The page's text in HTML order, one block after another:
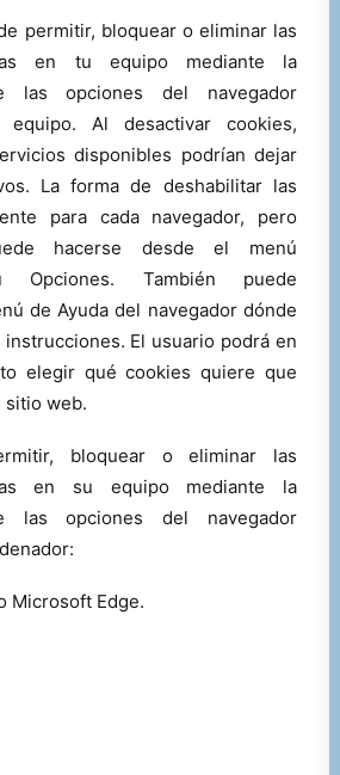
permitir, bloquear o eliminar las
en tu equipo mediante la
las opciones del navegador
Al desactivar cookies,
disponibles podrían dejar
La forma de deshabilitar las
para cada navegador, pero
hacerse desde el menú
Opciones. También puede
de Ayuda del navegador dónde
El usuario podrá en
elegir qué cookies quiere que
sitio web.
bloquear o eliminar las
en su equipo mediante la
las opciones del navegador
Microsoft Edge.